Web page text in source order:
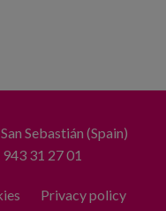
Sebastián (Spain)
31 27 01
Privacy policy